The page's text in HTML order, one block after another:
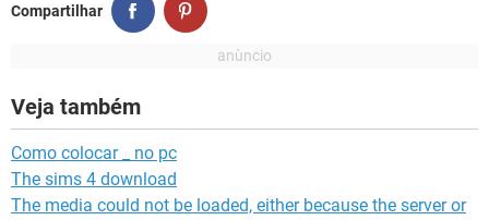
Compartilhar
Veja também
Como colocar _ no pc
The sims 4 download
The media could not be loaded, either because the server or